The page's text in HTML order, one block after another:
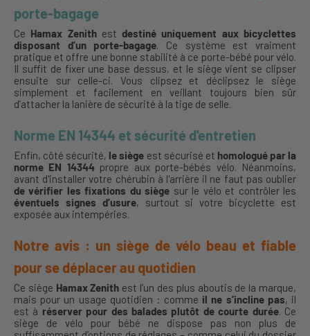
porte-bagage
Ce Hamax Zenithestdestiné uniquement aux bicyclettes
disposant d’un porte-bagage. Ce système est vraiment
pratique et offre une bonne stabilité à ce porte-bébé pour vélo.
Il suffit de fixer une base dessus, et le siège vient se clipser
ensuite sur celle-ci. Vous clipsez et déclipsez le siège
simplement et facilement en veillant toujours bien sûr
d’attacher la lanière de sécurité à la tige de selle.
Norme EN 14344 et sécurité d'entretien
Enfin, côté sécurité, le siège est sécurisé et homologué par la
norme EN 14344propre aux porte-bébés vélo. Néanmoins,
avant d'installer votre chérubin à l'arrière il ne faut pas oublier
de vérifier les fixations du siège sur le vélo et contrôler les
éventuels signes d’usure, surtout si votre bicyclette est
exposée aux intempéries.
Notre avis : un siège de vélo beau et fiable
pour se déplacer au quotidien
Ce siège Hamax Zenith est l’un des plus aboutis de la marque,
mais pour un usage quotidien : comme il ne s’incline pas, il
est à réserver pour des balades plutôt de courte durée. Ce
siège de vélo pour bébé ne dispose pas non plus de